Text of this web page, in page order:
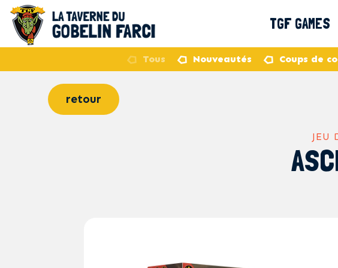
TGF GAMES
Tous Nouveautés Coups de
retour
JEU